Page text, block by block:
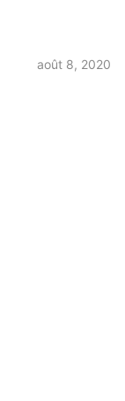
août 8, 2020